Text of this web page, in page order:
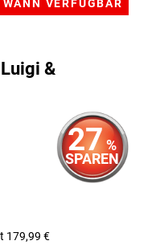
&
27 %
SPAREN
179,99 €